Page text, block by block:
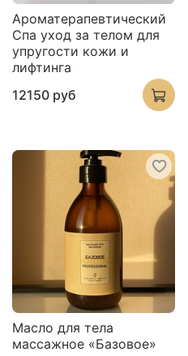
Ароматерапевтический
Спа уход за телом для
упругости кожи и
лифтинга
12150 руб
Масло для тела
массажное «Базовое»